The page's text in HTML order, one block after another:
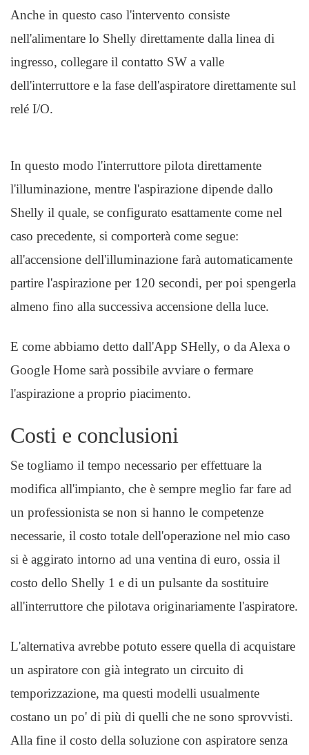
Anche in questo caso l'intervento consiste
nell'alimentare lo Shelly direttamente dalla linea di
ingresso, collegare il contatto SW a valle
dell'interruttore e la fase dell'aspiratore direttamente sul
relé I/O.
In questo modo l'interruttore pilota direttamente
l'illuminazione, mentre l'aspirazione dipende dallo
Shelly il quale, se configurato esattamente come nel
caso precedente, si comporterà come segue:
all'accensione dell'illuminazione farà automaticamente
partire l'aspirazione per 120 secondi, per poi spengerla
almeno fino alla successiva accensione della luce.
E come abbiamo detto dall'App SHelly, o da Alexa o
Google Home sarà possibile avviare o fermare
l'aspirazione a proprio piacimento.
Costi e conclusioni
Se togliamo il tempo necessario per effettuare la
modifica all'impianto, che è sempre meglio far fare ad
un professionista se non si hanno le competenze
necessarie, il costo totale dell'operazione nel mio caso
si è aggirato intorno ad una ventina di euro, ossia il
costo dello Shelly 1 e di un pulsante da sostituire
all'interruttore che pilotava originariamente l'aspiratore.
L'alternativa avrebbe potuto essere quella di acquistare
un aspiratore con già integrato un circuito di
temporizzazione, ma questi modelli usualmente
costano un po' di più di quelli che ne sono sprovvisti.
Alla fine il costo della soluzione con aspiratore senza